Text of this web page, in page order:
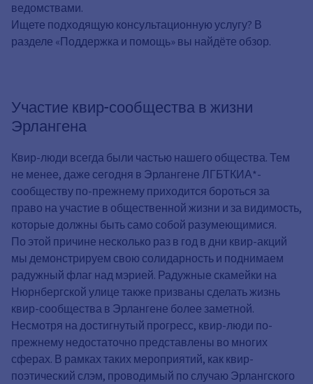
ведомствами.
Ищете подходящую консультационную услугу? В
разделе «Поддержка и помощь» вы найдёте обзор.
Участие квир-сообщества в жизни
Эрлангена
Квир-люди всегда были частью нашего общества. Тем
не менее, даже сегодня в Эрлангене ЛГБТКИА*-
сообществу по-прежнему приходится бороться за
право на участие в общественной жизни и за видимость,
которые должны быть само собой разумеющимися.
По этой причине несколько раз в год в дни квир-акций
мы демонстрируем свою солидарность и поднимаем
радужный флаг над мэрией. Радужные скамейки на
Нюрнбергской улице также призваны сделать жизнь
квир-сообщества в Эрлангене более заметной.
Несмотря на достигнутый прогресс, квир-люди по-
прежнему недостаточно представлены во многих
сферах. В рамках таких мероприятий, как квир-
поэтический слэм, проводимый по случаю Эрлангского